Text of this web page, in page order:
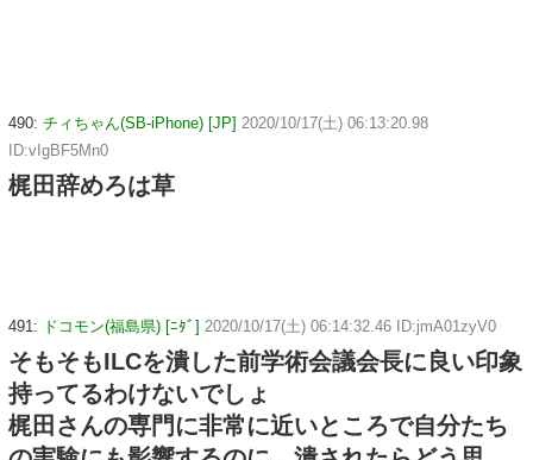
490: チィちゃん(SB-iPhone) [JP] 2020/10/17(土) 06:13:20.98
ID:vIgBF5Mn0
梶田辞めろは草
491: ドコモン(福島県) [ﾆﾀﾞ] 2020/10/17(土) 06:14:32.46 ID:jmA01zyV0
そもそもILCを潰した前学術会議会長に良い印象
持ってるわけないでしょ
梶田さんの専門に非常に近いところで自分たち